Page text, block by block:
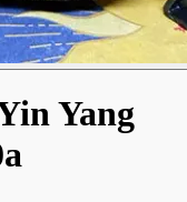
Yang